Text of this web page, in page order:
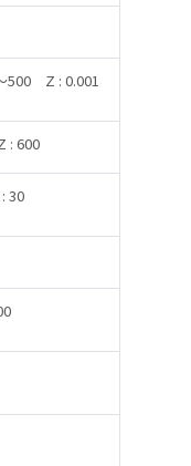
500
Z : 0.001
: 600
30